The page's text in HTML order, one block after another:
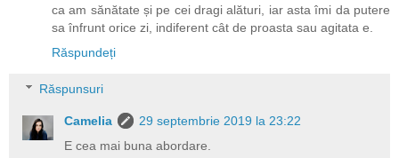
ca am sănătate și pe cei dragi alături, iar asta îmi da putere
sa înfrunt orice zi, indiferent cât de proasta sau agitata e.
Răspundeți
Răspunsuri
Camelia
29 septembrie 2019 la 23:22
E cea mai buna abordare.